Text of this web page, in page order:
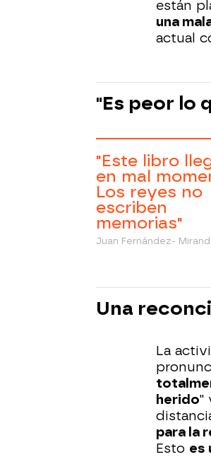
están
una
actual
"Es peor lo
"Este libro
en mal
Los reyes no
escriben
memorias"
Juan Fernández-
Una
La
herido"
para la
Esto es